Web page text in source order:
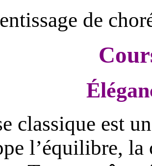
de
classique est
l’équilibre,